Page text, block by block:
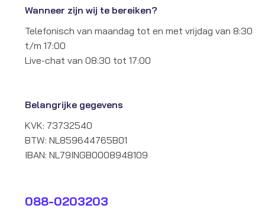
Wanneer zijn wij te bereiken?
Telefonisch van maandag tot en met vrijdag van 8:30
t/m 17:00
Live-chat van 08:30 tot 17:00
Belangrijke gegevens
KVK: 73732540
BTW: NL859644765B01
IBAN: NL79INGB0008948109
088-0203203